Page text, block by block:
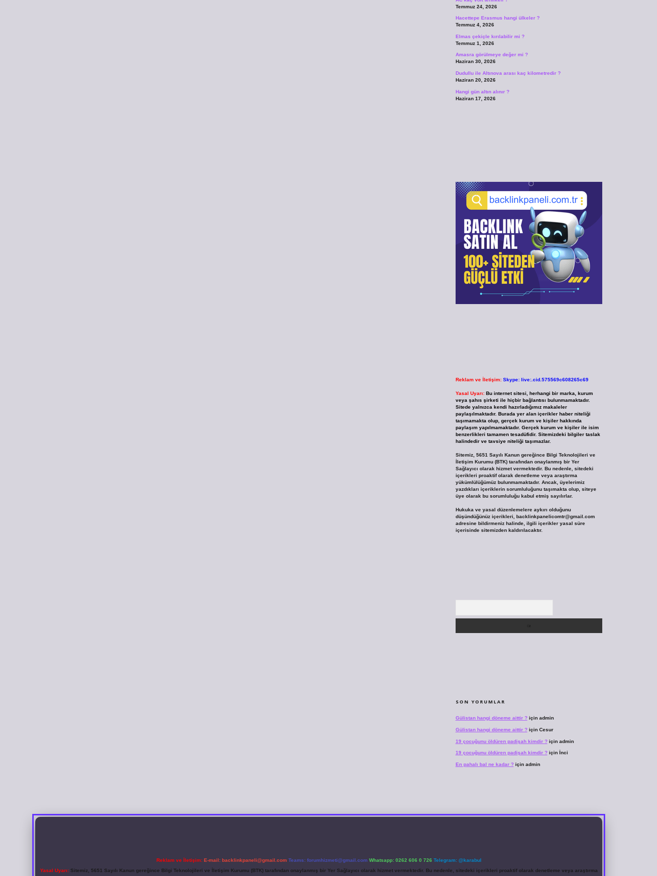
Temmuz 24, 2026
Hacettepe Erasmus hangi ülkeler ?
Temmuz 4, 2026
Elmas çekiçle kırılabilir mi ?
Temmuz 1, 2026
Amasra görülmeye değer mi ?
Haziran 30, 2026
Dudullu ile Altınova arası kaç kilometredir ?
Haziran 20, 2026
Hangi gün altın alınır ?
Haziran 17, 2026
Reklam ve İletişim: Skype: live:.cid.575569c608265c69
Yasal Uyarı: Bu internet sitesi, herhangi bir marka, kurum
veya şahıs şirketi ile hiçbir bağlantısı bulunmamaktadır.
Sitede yalnızca kendi hazırladığımız makaleler
paylaşılmaktadır. Burada yer alan içerikler haber niteliği
taşımamakta olup, gerçek kurum ve kişiler hakkında
paylaşım yapılmamaktadır. Gerçek kurum ve kişiler ile isim
benzerlikleri tamamen tesadüfidir. Sitemizdeki bilgiler taslak
halindedir ve tavsiye niteliği taşımazlar.
Sitemiz, 5651 Sayılı Kanun gereğince Bilgi Teknolojileri ve
İletişim Kurumu (BTK) tarafından onaylanmış bir Yer
Sağlayıcı olarak hizmet vermektedir. Bu nedenle, sitedeki
içerikleri proaktif olarak denetleme veya araştırma
yükümlülüğümüz bulunmamaktadır. Ancak, üyelerimiz
yazdıkları içeriklerin sorumluluğunu taşımakta olup, siteye
üye olarak bu sorumluluğu kabul etmiş sayılırlar.
Hukuka ve yasal düzenlemelere aykırı olduğunu
düşündüğünüz içerikleri, backlinkpanelicomtr@gmail.com
adresine bildirmeniz halinde, ilgili içerikler yasal süre
içerisinde sitemizden kaldırılacaktır.
SON YORUMLAR
Gülistan hangi döneme aittir ?için admin
Gülistan hangi döneme aittir ?için Cesur
19 çocuğunu öldüren padişah kimdir ?için admin
19 çocuğunu öldüren padişah kimdir ?için İnci
En pahalı bal ne kadar ?için admin
Reklam ve İletişim: E-mail: backlinkpaneli@gmail.com Teams: forumhizmeti@gmail.com Whatsapp: 0262 606 0 726 Telegram: @karabul
Yasal Uyarı:Sitemiz, 5651 Sayılı Kanun gereğince Bilgi Teknolojileri ve İletişim Kurumu (BTK) tarafından onaylanmış bir Yer Sağlayıcı olarak hizmet vermektedir. Bu nedenle, sitedeki içerikleri proaktif olarak denetleme veya araştırma